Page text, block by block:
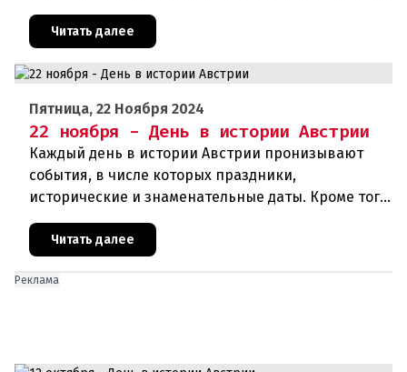
дни рождения различных деятелей страны, а
также дни их смерти. Что же произ
Читать далее
Пятница, 22 Ноября 2024
22 ноября - День в истории Австрии
Каждый день в истории Австрии пронизывают
события, в числе которых праздники,
исторические и знаменательные даты. Кроме того
дни рождения различных деятелей Австрии, а
также дни их смерти. Что же прои
Читать далее
Реклама